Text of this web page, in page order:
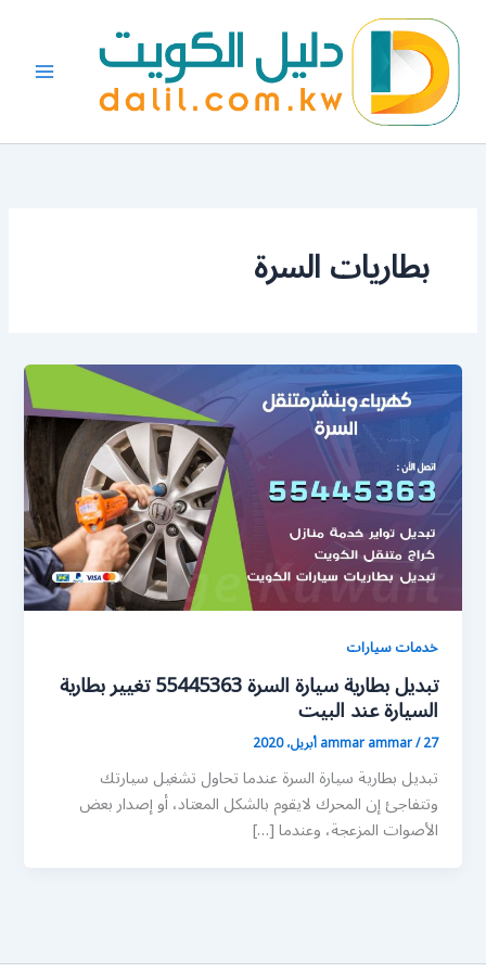
المحتوى
بطاريات السرة
خدمات سيارات
تبديل بطارية سيارة السرة 55445363 تغيير بطارية
السيارة عند البيت
ammar ammar/27 أبريل، 2020
تبديل بطارية سيارة السرة عندما تحاول تشغيل سيارتك
وتتفاجئ إن المحرك لايقوم بالشكل المعتاد، أو إصدار بعض
الأصوات المزعجة، وعندما […]